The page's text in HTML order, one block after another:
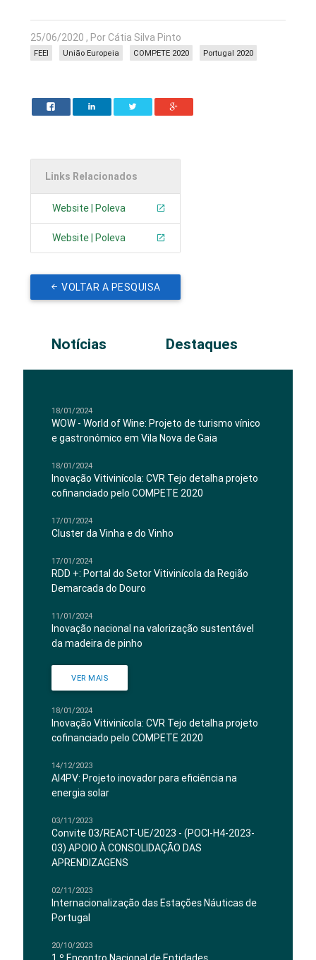
25/06/2020 , Por Cátia Silva Pinto
Portugal 2020
COMPETE 2020
União Europeia
FEEI
Links Relacionados
Website | Poleva
Website | Poleva
VOLTAR A PESQUISA
Notícias Destaques
18/01/2024
WOW - World of Wine: Projeto de turismo vínico
e gastronómico em Vila Nova de Gaia
18/01/2024
Inovação Vitivinícola: CVR Tejo detalha projeto
cofinanciado pelo COMPETE 2020
17/01/2024
Cluster da Vinha e do Vinho
17/01/2024
RDD +: Portal do Setor Vitivinícola da Região
Demarcada do Douro
11/01/2024
Inovação nacional na valorização sustentável
da madeira de pinho
VER MAIS
18/01/2024
Inovação Vitivinícola: CVR Tejo detalha projeto
cofinanciado pelo COMPETE 2020
14/12/2023
AI4PV: Projeto inovador para eficiência na
energia solar
03/11/2023
Convite 03/REACT-UE/2023 - (POCI-H4-2023-
03) APOIO À CONSOLIDAÇÃO DAS
APRENDIZAGENS
02/11/2023
Internacionalização das Estações Náuticas de
Portugal
20/10/2023